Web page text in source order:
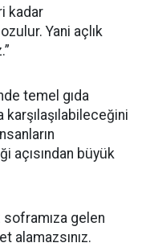
kadar
Yani açlık
temel gıda
açısından büyük
soframıza gelen
alamazsınız.